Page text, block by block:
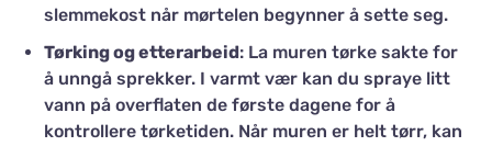
slemmekost når mørtelen begynner å sette seg.
Tørking og etterarbeid: La muren tørke sakte for
å unngå sprekker. I varmt vær kan du spraye litt
vann på overflaten de første dagene for å
kontrollere tørketiden. Når muren er helt tørr, kan